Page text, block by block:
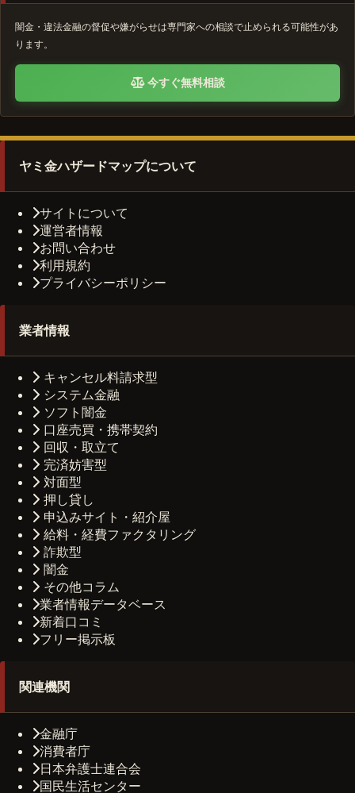
闇金・違法金融の督促や嫌がらせは専門家への相談で止められる可能性があ
ります。
今すぐ無料相談
ヤミ金ハザードマップについて
サイトについて
運営者情報
お問い合わせ
利用規約
プライバシーポリシー
業者情報
キャンセル料請求型
システム金融
ソフト闇金
口座売買・携帯契約
回収・取立て
完済妨害型
対面型
押し貸し
申込みサイト・紹介屋
給料・経費ファクタリング
詐欺型
闇金
その他コラム
業者情報データベース
新着口コミ
フリー掲示板
関連機関
金融庁
消費者庁
日本弁護士連合会
国民生活センター